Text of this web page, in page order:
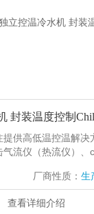
封装温度控制
提供高低温控温解决
流仪（热流仪）、
文探测、电池包氢
决方案。多通道独
厂商性质： 生
查看详细介绍